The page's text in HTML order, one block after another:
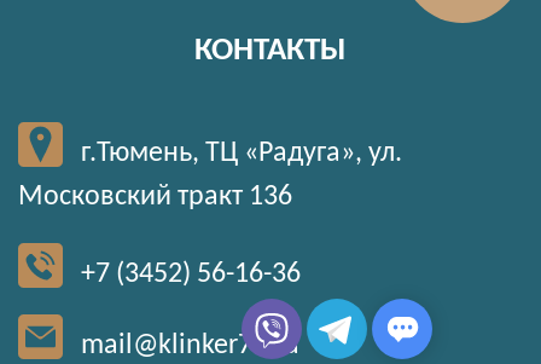
КОНТАКТЫ
г.Тюмень, ТЦ «Радуга», ул.
Московский тракт 136
+7 (3452) 56-16-36
mail@klinker72.ru